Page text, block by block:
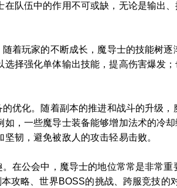
队伍中的作用不可或缺，无论是输出
着玩家的不断成长，魔导士的技能树逐
择强化单体输出技能，提高伤害爆发
优化。随着副本的推进和战斗的升级
，一些魔导士装备能够增加法术的冷
韧，避免被敌人的攻击轻易击败。
在公会中，魔导士的地位常常是非常
攻略、世界BOSS的挑战、跨服竞技的